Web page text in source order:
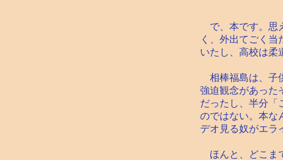
で、本です。思
く、外出てごく
いたし、高校は柔
相棒福島は、子
強迫観念があった
だったし、半分「
のではない。本な
デオ見る奴がエラ
ほんと、どこま